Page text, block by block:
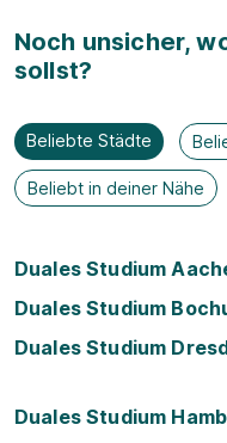
Noch unsicher,
sollst?
Beliebte Städte
Beliebt in deiner Nähe
Duales Studium
Duales Studium
Duales Studium
Duales Studium